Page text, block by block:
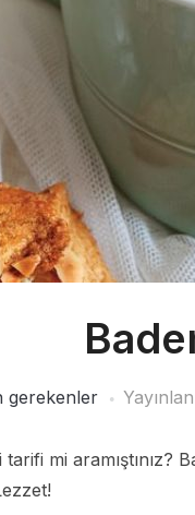
gerekenler
mi